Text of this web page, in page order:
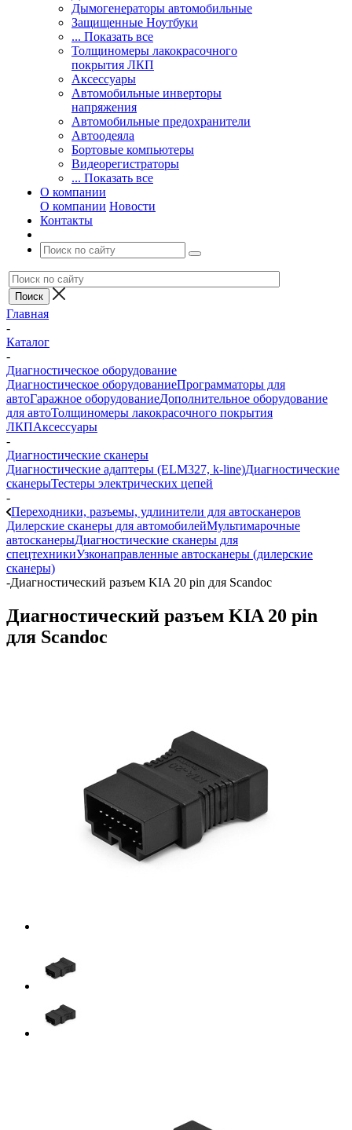
Дымогенераторы автомобильные
Защищенные Ноутбуки
... Показать все
Толщиномеры лакокрасочного
покрытия ЛКП
Аксессуары
Автомобильные инверторы
напряжения
Автомобильные предохранители
Автоодеяла
Бортовые компьютеры
Видеорегистраторы
... Показать все
О компании
О компании Новости
Контакты
Главная
-
Каталог
-
Диагностическое оборудование
Диагностическое оборудованиеПрограмматоры для
автоГаражное оборудованиеДополнительное оборудование
для автоТолщиномеры лакокрасочного покрытия
ЛКПАксессуары
-
Диагностические сканеры
Диагностические адаптеры (ELM327, k-line)Диагностические
сканерыТестеры электрических цепей
-
Переходники, разъемы, удлинители для автосканеров
Дилерские сканеры для автомобилейМультимарочные
автосканерыДиагностические сканеры для
спецтехникиУзконаправленные автосканеры (дилерские
сканеры)
-Диагностический разъем KIA 20 pin для Scandoc
Диагностический разъем KIA 20 pin
для Scandoc